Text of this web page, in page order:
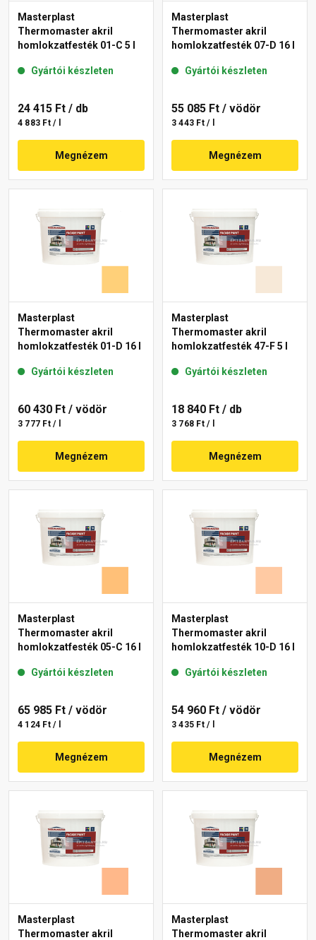
Masterplast
Thermomaster akril
homlokzatfesték 01-C 5 l
Gyártói készleten
24 415 Ft / db
4 883 Ft / l
Megnézem
Masterplast
Thermomaster akril
homlokzatfesték 07-D 16 l
Gyártói készleten
55 085 Ft / vödör
3 443 Ft / l
Megnézem
Masterplast
Thermomaster akril
homlokzatfesték 01-D 16 l
Gyártói készleten
60 430 Ft / vödör
3 777 Ft / l
Megnézem
Masterplast
Thermomaster akril
homlokzatfesték 47-F 5 l
Gyártói készleten
18 840 Ft / db
3 768 Ft / l
Megnézem
Masterplast
Thermomaster akril
homlokzatfesték 05-C 16 l
Gyártói készleten
65 985 Ft / vödör
4 124 Ft / l
Megnézem
Masterplast
Thermomaster akril
homlokzatfesték 10-D 16 l
Gyártói készleten
54 960 Ft / vödör
3 435 Ft / l
Megnézem
Masterplast
Thermomaster akril
Masterplast
Thermomaster akril